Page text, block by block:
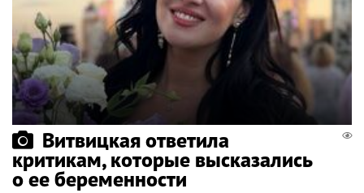
Витвицкая ответила
критикам, которые высказались
о ее беременности